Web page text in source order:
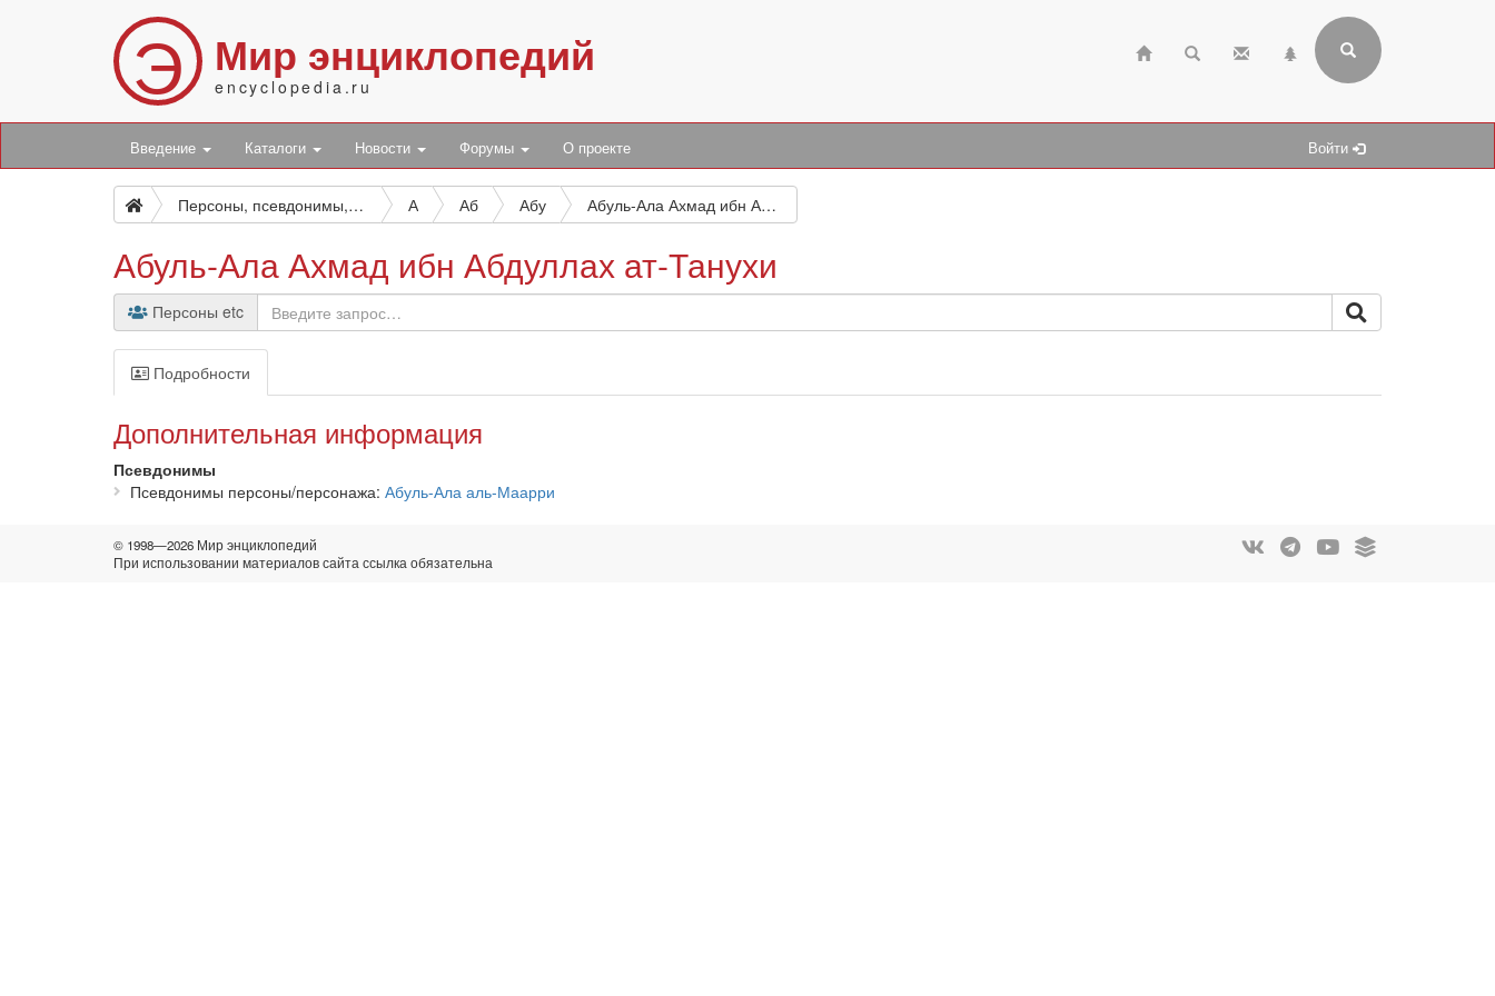
Э Мир энциклопедий
encyclopedia.ru
Введение Каталоги Новости Форумы О проекте Войти
Персоны, псевдонимы, персонажи и боты А Аб Абу Абуль-Ала Ахмад ибн Абдуллах ат-Танухи
Абуль-Ала Ахмад ибн Абдуллах ат-Танухи
Персоны etc
Подробности
Дополнительная информация
Псевдонимы
Псевдонимы персоны/персонажа Абуль-Ала аль-Маарри
© 1998—2026 Мир энциклопедий
При использовании материалов сайта ссылка обязательна